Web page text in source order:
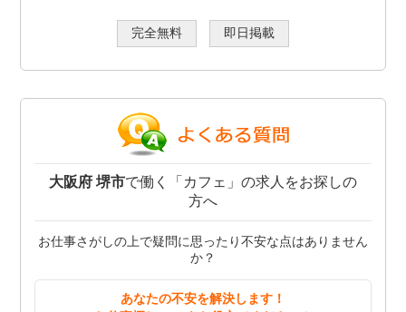
完全無料 即日掲載
大阪府 堺市で働く「カフェ」の求人をお探しの
方へ
お仕事さがしの上で疑問に思ったり不安な点はありません
か？
あなたの不安を解決します！